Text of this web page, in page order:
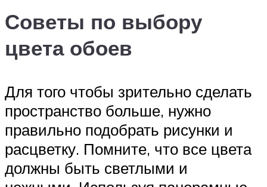
Советы по выбору
цвета обоев
Для того чтобы зрительно сделать
пространство больше, нужно
правильно подобрать рисунки и
расцветку. Помните, что все цвета
должны быть светлыми и